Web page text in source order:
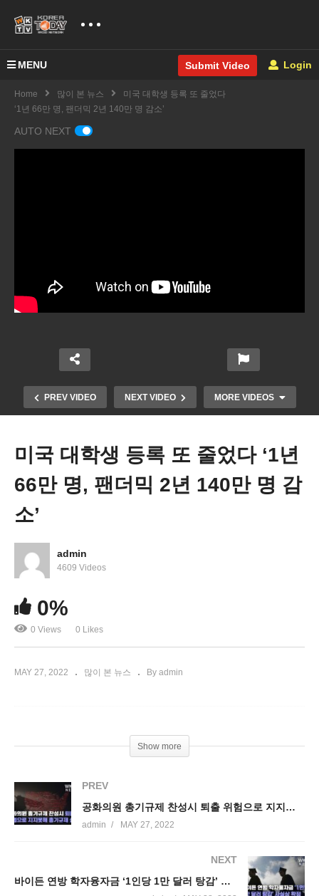
MENU Submit Video Login
Home 많이 본 뉴스
미국 대학생 등록 또 줄었다
‘1년 66만 명, 팬더믹 2년 140만 명 감소’
AUTO NEXT
PREV VIDEO NEXT VIDEO MORE VIDEOS
미국 대도시 주택가격 3월에도 20.6%나 올랐다 ‘또
신기록’
미국 대학생 등록 또 줄었다 ‘1년
66만 명, 팬더믹 2년 140만 명 감
소’
admin
4609 Videos
0%
0 Views 0 Likes
MAY 27, 2022 많이 본 뉴스 By admin
Show more
PREV
공화의원 총기규제 찬성시 퇴출 위험으로 지지못해 총기규제 실패
admin MAY 27, 2022
NEXT
바이든 연방 학자융자금 ‘1인당 1만 달러 탕감’ 사실상 확정